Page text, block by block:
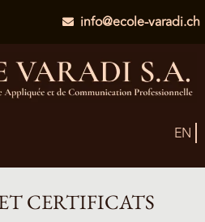
info@ecole-varadi.ch
EN
CERTIFICATS